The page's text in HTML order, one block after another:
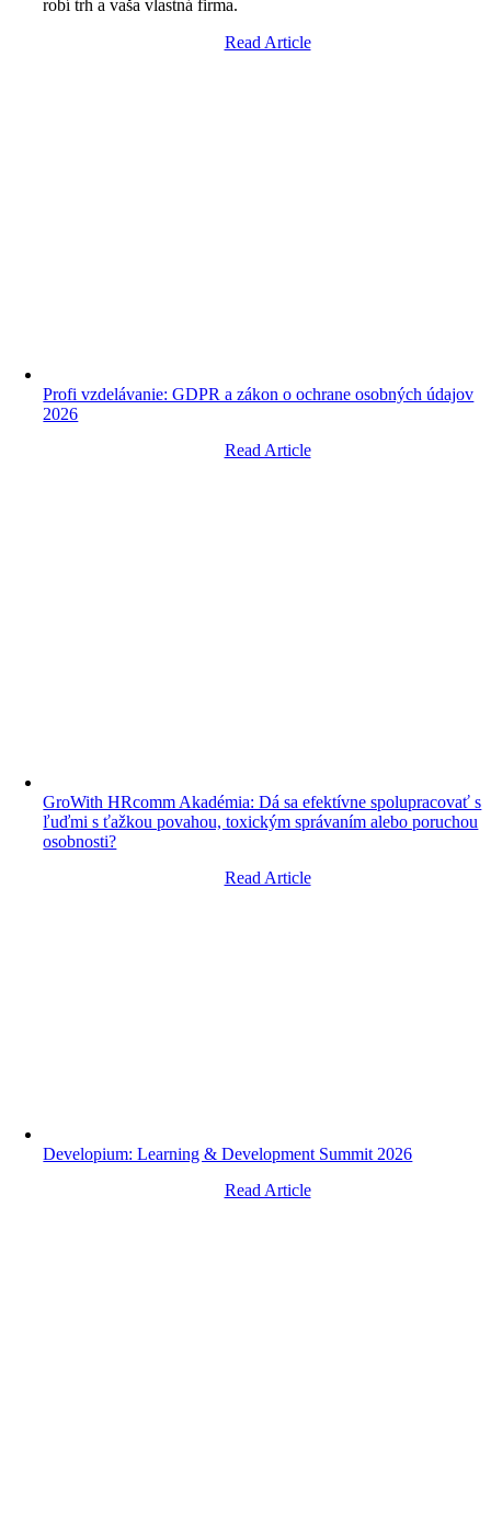
robí trh a vaša vlastná firma.
Read Article
Profi vzdelávanie: GDPR a zákon o ochrane osobných údajov
2026
Read Article
GroWith HRcomm Akadémia: Dá sa efektívne spolupracovať s
ľuďmi s ťažkou povahou, toxickým správaním alebo poruchou
osobnosti?
Read Article
Developium: Learning & Development Summit 2026
Read Article